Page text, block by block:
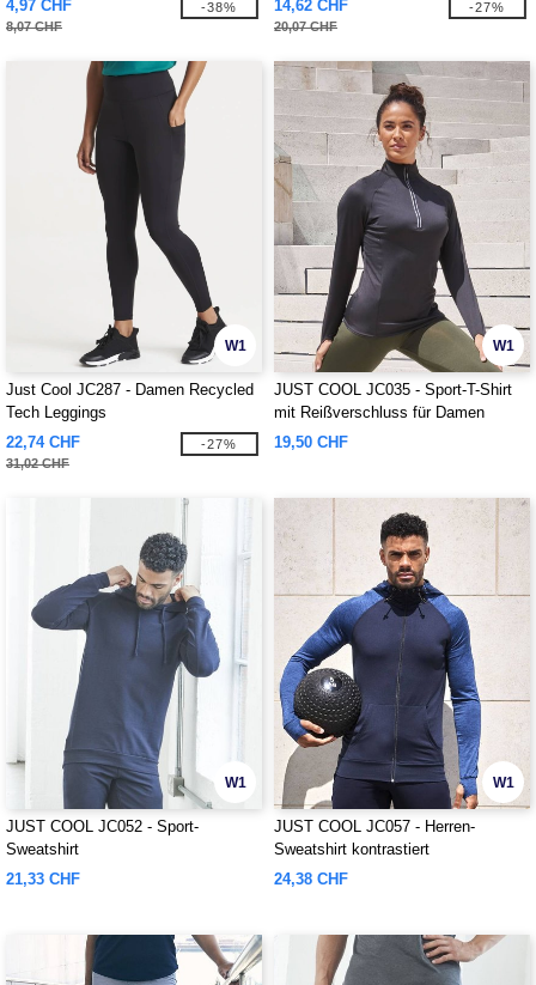
4,97 CHF
8,07 CHF
-38% 14,62 CHF
20,07 CHF
-27%
W1
Just Cool JC287 - Damen Recycled
Tech Leggings
22,74 CHF
31,02 CHF
-27%
W1
JUST COOL JC035 - Sport-T-Shirt
mit Reißverschluss für Damen
19,50 CHF
W1
JUST COOL JC052 - Sport-
Sweatshirt
21,33 CHF
W1
JUST COOL JC057 - Herren-
Sweatshirt kontrastiert
24,38 CHF